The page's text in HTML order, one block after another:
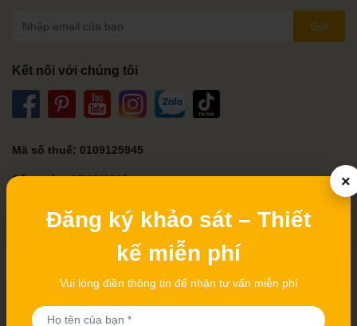
Gửi
Kết nối với chúng tôi
Mã số thuế: 0109125945
Cấp ngày: 17/03/2020
Đơn vị cấp phép: Sở Tài Chính TP. Hà Nội - Phòng Đăng Ký
Kinh Doanh và Tài Chính Doanh Nghiệp
199 phố Giáp Nhất - Thượng Đình - Thanh Xuân - Hà Nội
×
Đăng ký khảo sát – Thiết
kế miễn phí
Vui lòng điền thông tin để nhận tư vấn miễn phí